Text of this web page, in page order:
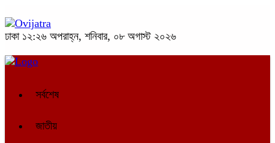
ঢাকা ১২:২৬ অপরাহ্ন, শনিবার, ০৮ অগাস্ট ২০২৬
সর্বশেষ
জাতীয়